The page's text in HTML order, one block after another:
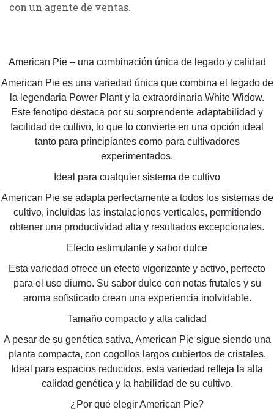
con un agente de ventas.
American Pie – una combinación única de legado y calidad
American Pie es una variedad única que combina el legado de
la legendaria Power Plant y la extraordinaria White Widow.
Este fenotipo destaca por su sorprendente adaptabilidad y
facilidad de cultivo, lo que lo convierte en una opción ideal
tanto para principiantes como para cultivadores
experimentados.
Ideal para cualquier sistema de cultivo
American Pie se adapta perfectamente a todos los sistemas de
cultivo, incluidas las instalaciones verticales, permitiendo
obtener una productividad alta y resultados excepcionales.
Efecto estimulante y sabor dulce
Esta variedad ofrece un efecto vigorizante y activo, perfecto
para el uso diurno. Su sabor dulce con notas frutales y su
aroma sofisticado crean una experiencia inolvidable.
Tamaño compacto y alta calidad
A pesar de su genética sativa, American Pie sigue siendo una
planta compacta, con cogollos largos cubiertos de cristales.
Ideal para espacios reducidos, esta variedad refleja la alta
calidad genética y la habilidad de su cultivo.
¿Por qué elegir American Pie?